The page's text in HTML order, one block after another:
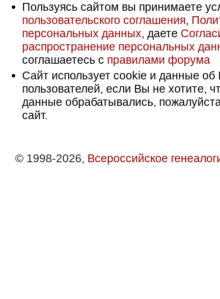
Пользуясь сайтом вы принимаете
пользовательского соглашения,
персональных данных, даете
распространение персональных
соглашаетесь с правилами форума
Сайт использует cookie и данные об
пользователей, если Вы не хотите,
данные обрабатывались,
сайт.
© 1998-2026, Всероссийское